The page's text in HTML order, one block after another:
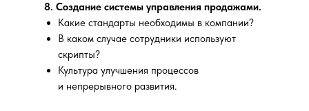
8. Создание системы управления продажами.
Какие стандарты необходимы в компании?
В каком случае сотрудники используют
скрипты?
Культура улучшения процессов
и непрерывного развития.